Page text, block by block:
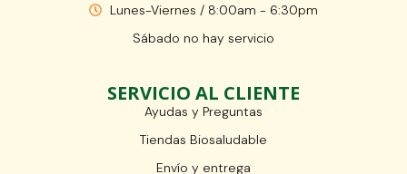
Lunes-Viernes / 8:00am - 6:30pm
Sábado no hay servicio
SERVICIO AL CLIENTE
Ayudas y Preguntas
Tiendas Biosaludable
Envío y entrega